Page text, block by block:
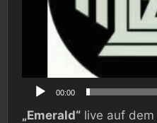
00:00
„Emerald“ live auf dem